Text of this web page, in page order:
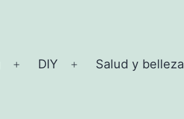
Abrir
DIY
Abrir
Salud y belleza